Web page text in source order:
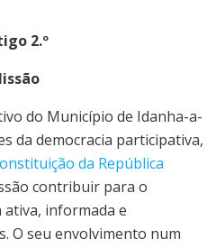
2.º
do Município de Idanha-a-
da democracia participativa,
da República
contribuir para o
ativa, informada e
O seu envolvimento num